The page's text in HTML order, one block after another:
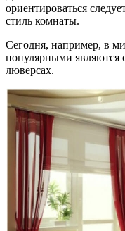
ориентироваться
стиль комнаты.
Сегодня, например, в
популярными являются
люверсах.